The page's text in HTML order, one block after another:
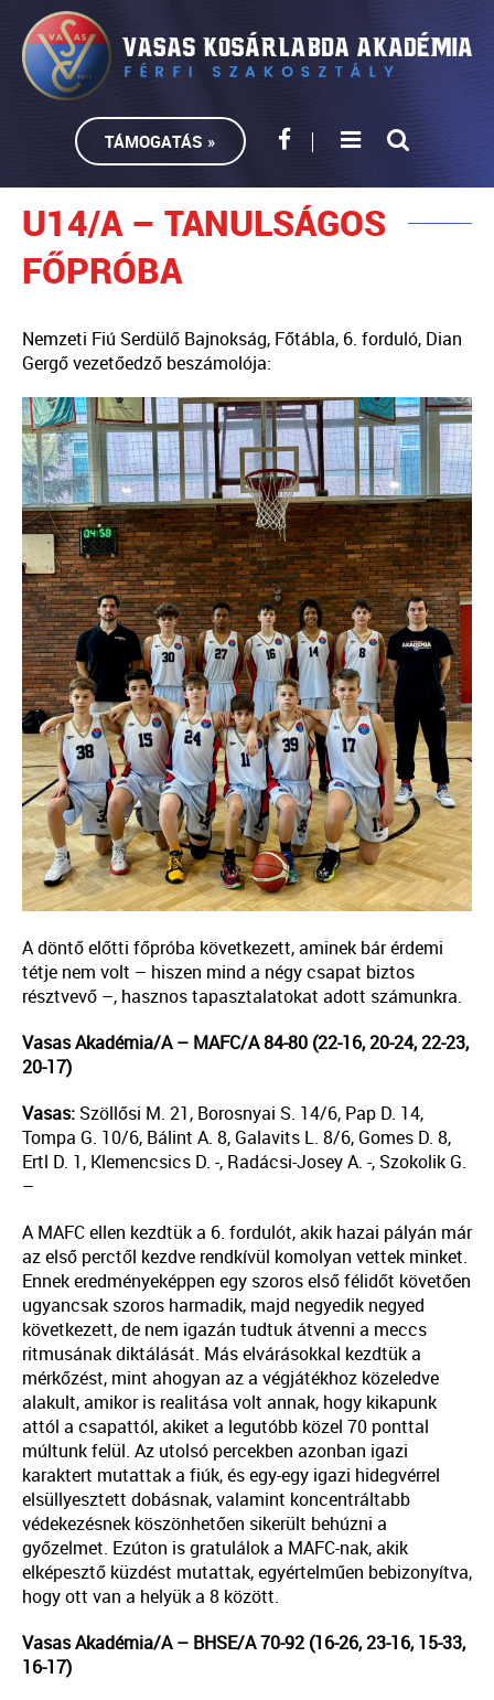
TÁMOGATÁS »
U14/A – TANULSÁGOS
FŐPRÓBA
Nemzeti Fiú Serdülő Bajnokság, Főtábla, 6. forduló, Dian
Gergő vezetőedző beszámolója:
A döntő előtti főpróba következett, aminek bár érdemi
tétje nem volt – hiszen mind a négy csapat biztos
résztvevő –, hasznos tapasztalatokat adott számunkra.
Vasas Akadémia/A – MAFC/A 84-80 (22-16, 20-24, 22-23,
20-17)
Vasas: Szöllősi M. 21, Borosnyai S. 14/6, Pap D. 14,
Tompa G. 10/6, Bálint A. 8, Galavits L. 8/6, Gomes D. 8,
Ertl D. 1, Klemencsics D. -, Radácsi-Josey A. -, Szokolik G.
–
A MAFC ellen kezdtük a 6. fordulót, akik hazai pályán már
az első perctől kezdve rendkívül komolyan vettek minket.
Ennek eredményeképpen egy szoros első félidőt követően
ugyancsak szoros harmadik, majd negyedik negyed
következett, de nem igazán tudtuk átvenni a meccs
ritmusának diktálását. Más elvárásokkal kezdtük a
mérkőzést, mint ahogyan az a végjátékhoz közeledve
alakult, amikor is realitása volt annak, hogy kikapunk
attól a csapattól, akiket a legutóbb közel 70 ponttal
múltunk felül. Az utolsó percekben azonban igazi
karaktert mutattak a fiúk, és egy-egy igazi hidegvérrel
elsüllyesztett dobásnak, valamint koncentráltabb
védekezésnek köszönhetően sikerült behúzni a
győzelmet. Ezúton is gratulálok a MAFC-nak, akik
elképesztő küzdést mutattak, egyértelműen bebizonyítva,
hogy ott van a helyük a 8 között.
Vasas Akadémia/A – BHSE/A 70-92 (16-26, 23-16, 15-33,
16-17)